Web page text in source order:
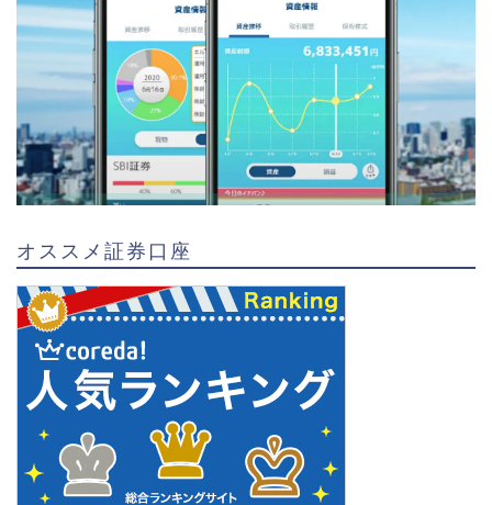
オススメ証券口座